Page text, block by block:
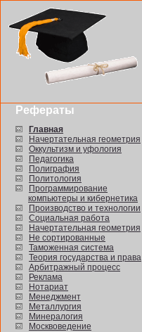
Рефераты
Главная
Начертательная геометрия
Оккультизм и уфология
Педагогика
Полиграфия
Политология
Программирование
компьютеры и кибернетика
Производство и технологии
Социальная работа
Начертательная геометрия
Не сортированные
Таможенная система
Теория государства и права
Арбитражный процесс
Реклама
Нотариат
Менеджмент
Металлургия
Минералогия
Москвоведение